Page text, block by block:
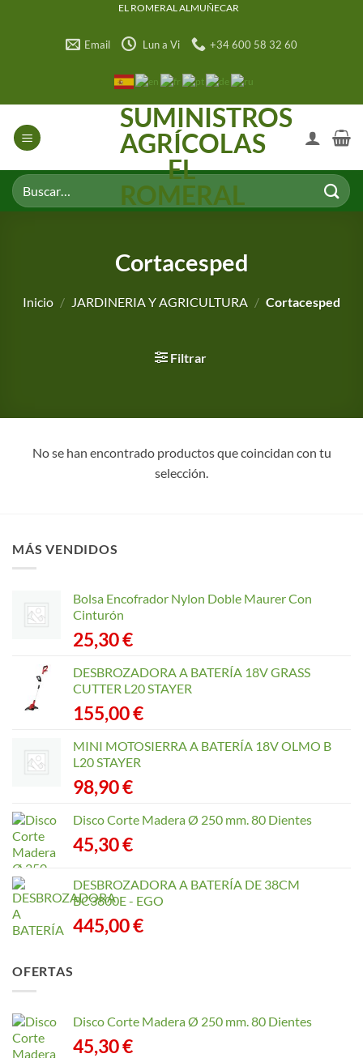
EL ROMERAL ALMUÑECAR
Email Lun a Vi +34 600 58 32 60
SUMINISTROS
AGRÍCOLAS
EL
ROMERAL
Buscar
por:
Cortacesped
Inicio / JARDINERIA Y AGRICULTURA / Cortacesped
Filtrar
No se han encontrado productos que coincidan con tu
selección.
MÁS VENDIDOS
Bolsa Encofrador Nylon Doble Maurer Con
Cinturón
25,30€
DESBROZADORA A BATERÍA 18V GRASS
CUTTER L20 STAYER
155,00€
MINI MOTOSIERRA A BATERÍA 18V OLMO B
L20 STAYER
98,90€
Disco Corte Madera Ø 250 mm. 80 Dientes
45,30€
DESBROZADORA A BATERÍA DE 38CM
BC3800E - EGO
445,00€
OFERTAS
Disco Corte Madera Ø 250 mm. 80 Dientes
45,30€